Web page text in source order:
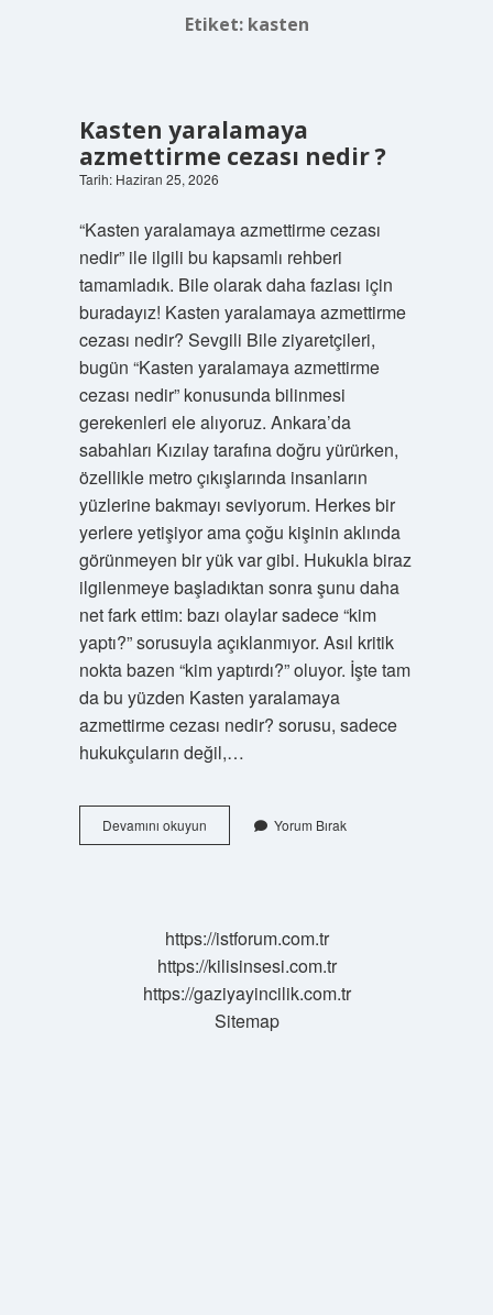
Etiket: kasten
Kasten yaralamaya
azmettirme cezası nedir ?
Tarih: Haziran 25, 2026
“Kasten yaralamaya azmettirme cezası
nedir” ile ilgili bu kapsamlı rehberi
tamamladık. Bile olarak daha fazlası için
buradayız! Kasten yaralamaya azmettirme
cezası nedir? Sevgili Bile ziyaretçileri,
bugün “Kasten yaralamaya azmettirme
cezası nedir” konusunda bilinmesi
gerekenleri ele alıyoruz. Ankara’da
sabahları Kızılay tarafına doğru yürürken,
özellikle metro çıkışlarında insanların
yüzlerine bakmayı seviyorum. Herkes bir
yerlere yetişiyor ama çoğu kişinin aklında
görünmeyen bir yük var gibi. Hukukla biraz
ilgilenmeye başladıktan sonra şunu daha
net fark ettim: bazı olaylar sadece “kim
yaptı?” sorusuyla açıklanmıyor. Asıl kritik
nokta bazen “kim yaptırdı?” oluyor. İşte tam
da bu yüzden Kasten yaralamaya
azmettirme cezası nedir? sorusu, sadece
hukukçuların değil,…
Devamını okuyunKasten
yaralamaya
Yorum Bırak
https://istforum.com.tr
https://kilisinsesi.com.tr
https://gaziyayincilik.com.tr
Sitemap